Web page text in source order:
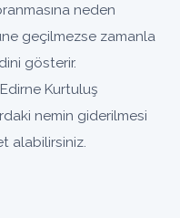
neden
geçilmezse zamanla
gösterir.
Kurtuluş
nemin giderilmesi
alabilirsiniz.